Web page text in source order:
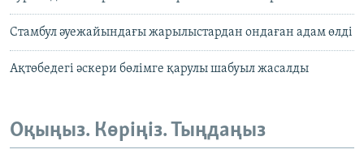
Стамбул әуежайындағы жарылыстардан ондаған адам өлді
Ақтөбедегі әскери бөлімге қарулы шабуыл жасалды
Оқыңыз. Көріңіз. Тыңдаңыз